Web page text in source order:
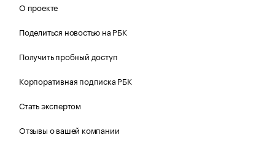
О проекте
Поделиться новостью на РБК
Получить пробный доступ
Корпоративная подписка РБК
Стать экспертом
Отзывы о вашей компании